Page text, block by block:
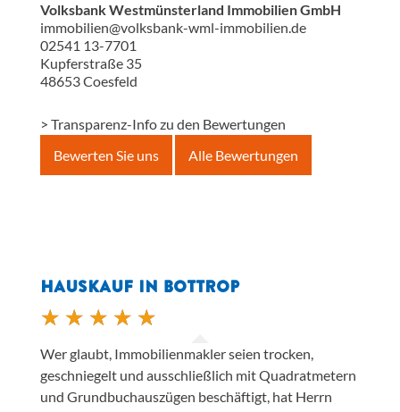
Volksbank Westmünsterland Immobilien GmbH
immobilien@volksbank-wml-immobilien.de
02541 13-7701
Kupferstraße 35
48653Coesfeld
> Transparenz-Info zu den Bewertungen
Bewerten Sie uns
Alle Bewertungen
HAUSKAUF IN BOTTROP
Wer glaubt, Immobilienmakler seien trocken,
geschniegelt und ausschließlich mit Quadratmetern
und Grundbuchauszügen beschäftigt, hat Herrn